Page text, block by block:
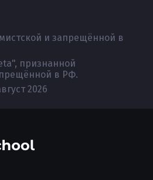
и запрещённой в
признанной
в РФ.
2026